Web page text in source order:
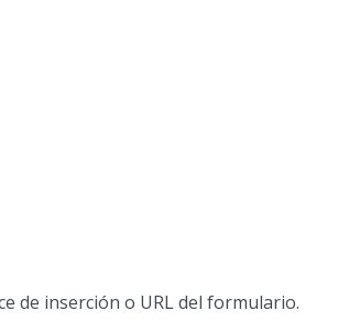
de inserción o URL del formulario.